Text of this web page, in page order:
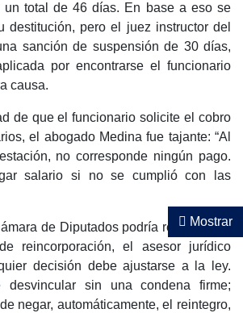
Mostrar
un total de 46 días. En base a eso se
destitución, pero el juez instructor del
sanción de suspensión de 30 días,
por encontrarse el funcionario
causa.
de que el funcionario solicite el cobro
el abogado Medina fue tajante: “Al
no corresponde ningún pago.
salario si no se cumplió con las
de Diputados podría rechazar un
reincorporación, el asesor jurídico
decisión debe ajustarse a la ley.
sin una condena firme;
negar, automáticamente, el reintegro,